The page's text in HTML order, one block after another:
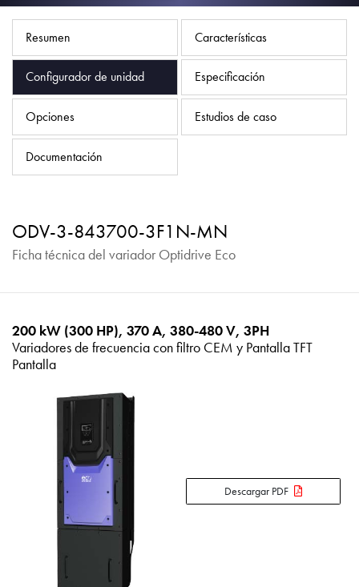
Resumen Características
Configurador de unidad Especificación
Opciones Estudios de caso
Documentación
ODV-3-843700-3F1N-MN
Ficha técnica del variador Optidrive Eco
200 kW (300 HP), 370 A, 380-480 V, 3PH
Variadores de frecuencia con filtro CEM y Pantalla TFT
Pantalla
Descargar PDF
Política de privacidad
Mapa del sitio
iSource